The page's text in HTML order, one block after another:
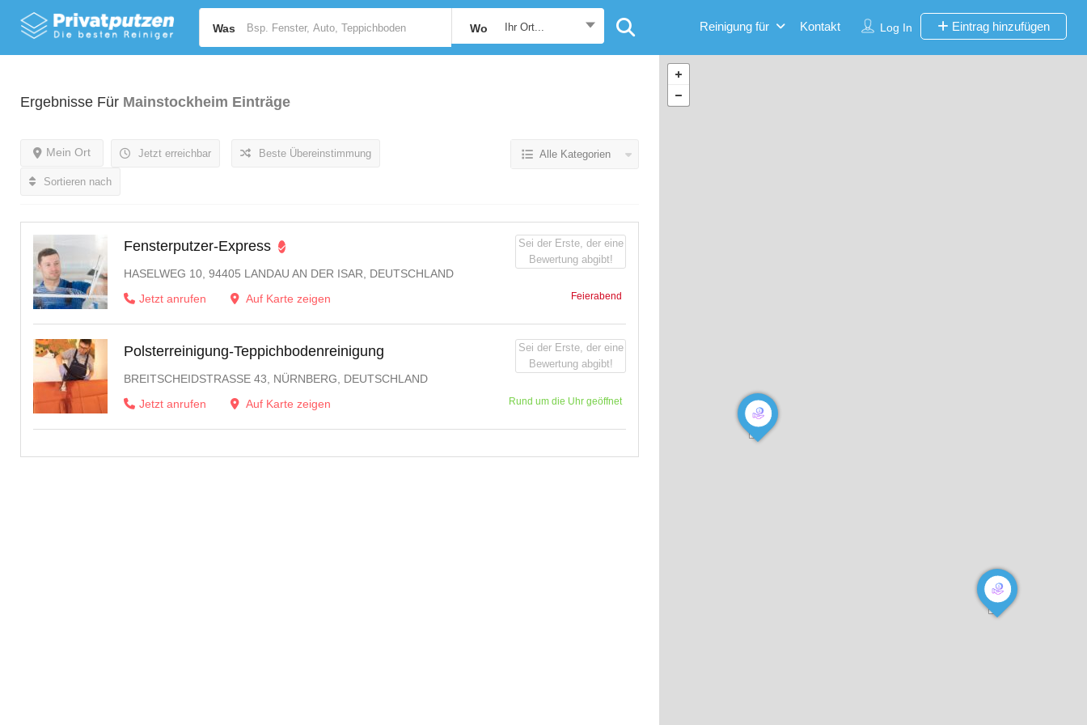
Was Wo Ihr Ort... Log In Eintrag hinzufügen
Reinigung für Kontakt
Ergebnisse Für Mainstockheim Einträge
Jetzt erreichbar
Mein Ort Beste Übereinstimmung
Sortieren nach
Alle Kategorien
Fensterputzer-Express
HASELWEG 10, 94405 LANDAU AN DER ISAR, DEUTSCHLAND
Jetzt anrufen
Auf Karte zeigen Feierabend
Sei der Erste, der eine
Bewertung abgibt!
Polsterreinigung-Teppichbodenreinigung
BREITSCHEIDSTRASSE 43, NÜRNBERG, DEUTSCHLAND
Jetzt anrufen
Auf Karte zeigen Rund um die Uhr geöffnet
Sei der Erste, der eine
Bewertung abgibt!